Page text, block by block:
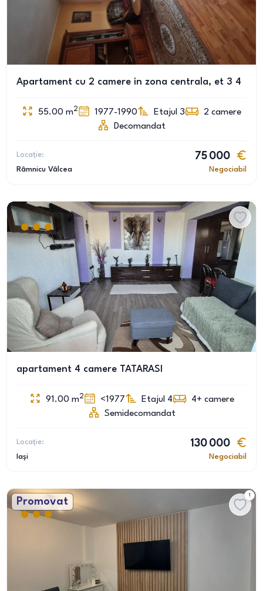
Apartament cu 2 camere in zona centrala, et 3 4
55.00 m2 1977-1990 Etajul 3 2 camere
Decomandat
Locație:
Râmnicu Vâlcea
75 000
Negociabil
apartament 4 camere TATARASI
91.00 m2 <1977 Etajul 4 4+ camere
Semidecomandat
Locație:
Iași
130 000
Negociabil
Promovat
1